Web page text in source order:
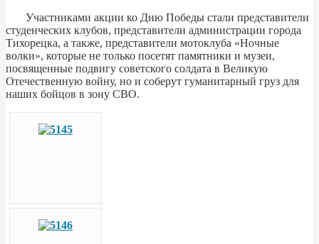
Участниками акции ко Дню Победы стали представители
студенческих клубов, представители администрации города
Тихорецка, а также, представители мотоклуба «Ночные
волки», которые не только посетят памятники и музеи,
посвященные подвигу советского солдата в Великую
Отечественную войну, но и соберут гуманитарный груз для
наших бойцов в зону СВО.